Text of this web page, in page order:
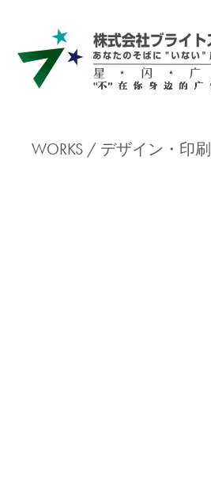
WORKS / デザイン・印刷